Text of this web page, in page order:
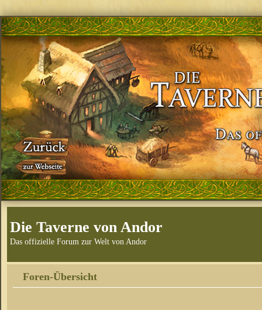
Die Taverne von Andor
Das offizielle Forum zur Welt von Andor
Foren-Übersicht